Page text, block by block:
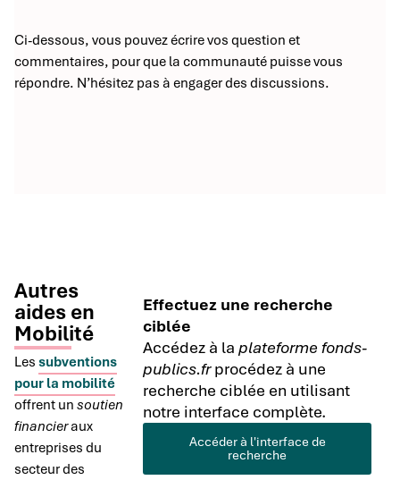
Ci-dessous, vous pouvez écrire vos question et
commentaires, pour que la communauté puisse vous
répondre. N’hésitez pas à engager des discussions.
Autres
aides en
Mobilité
Les subventions
pour la mobilité
offrent un soutien
financieraux
entreprises du
secteur des
Effectuez une recherche
ciblée
Accédez à laplateforme fonds-
publics.frprocédez à une
recherche ciblée en utilisant
notre interface complète.
Accéder à l'interface de
recherche